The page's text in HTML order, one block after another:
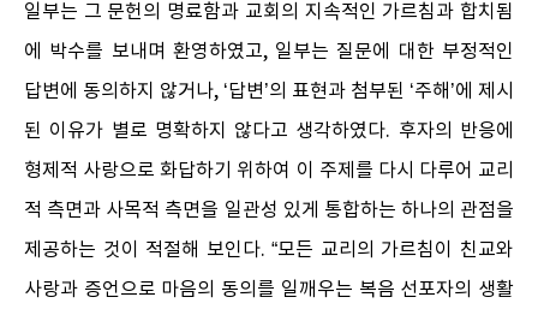
일부는 그 문헌의 명료함과 교회의 지속적인 가르침과 합치됨
에 박수를 보내며 환영하였고, 일부는 질문에 대한 부정적인
답변에 동의하지 않거나, ‘답변’의 표현과 첨부된 ‘주해’에 제시
된 이유가 별로 명확하지 않다고 생각하였다. 후자의 반응에
형제적 사랑으로 화답하기 위하여 이 주제를 다시 다루어 교리
적 측면과 사목적 측면을 일관성 있게 통합하는 하나의 관점을
제공하는 것이 적절해 보인다. “모든 교리의 가르침이 친교와
사랑과 증언으로 마음의 동의를 일깨우는 복음 선포자의 생활